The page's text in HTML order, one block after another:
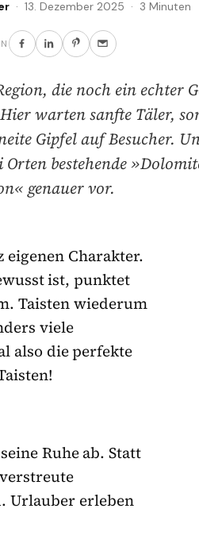
· 13. Dezember 2025 · 3 Minuten
die noch ein echter
warten sanfte Täler,
Gipfel auf Besucher.
bestehende
genauer vor.
eigenen Charakter.
ist, punktet
Taisten wiederum
viele
also die perfekte
Ruhe ab. Statt
Urlauber erleben